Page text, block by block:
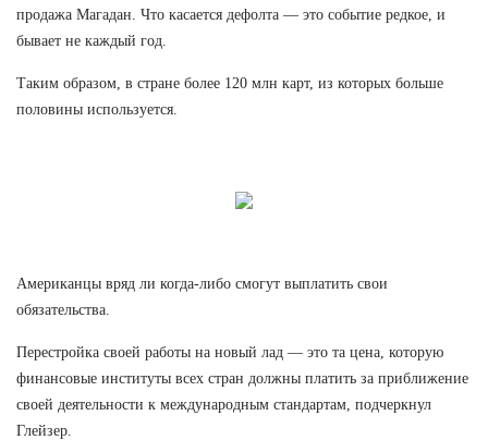
продажа Магадан. Что касается дефолта — это событие редкое, и
бывает не каждый год.
Таким образом, в стране более 120 млн карт, из которых больше
половины используется.
Американцы вряд ли когда-либо смогут выплатить свои
обязательства.
Перестройка своей работы на новый лад — это та цена, которую
финансовые институты всех стран должны платить за приближение
своей деятельности к международным стандартам, подчеркнул
Глейзер.